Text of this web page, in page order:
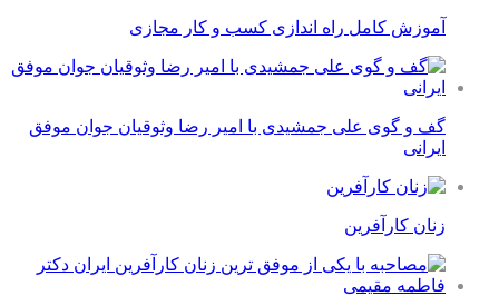
آموزش کامل راه اندازی کسب و کار مجازی
گف و گوی علی جمشیدی با امیر رضا وثوقیان جوان موفق
ایرانی
زنان کارآفرین